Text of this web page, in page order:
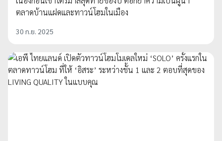
ตลาดบ้านแฝดและทาวน์โฮมในเมือง
30 ก.ย. 2025